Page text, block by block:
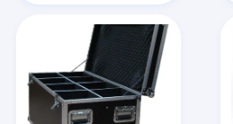
المنتجات
حول بنا